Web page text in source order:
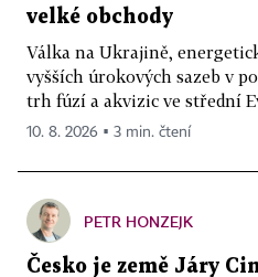
velké obchody
Válka na Ukrajině,
vyšších úrokových sazeb v
trh fúzí a akvizic ve střední
10. 8. 2026 ▪ 3 min. čtení
PETR HONZEJK
Česko je země Járy